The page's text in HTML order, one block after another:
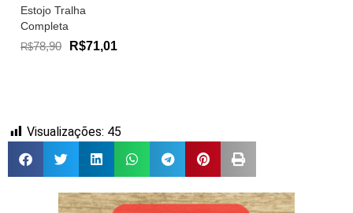
Estojo Tralha
Completa
R$78,90 R$71,01
Visualizações: 45